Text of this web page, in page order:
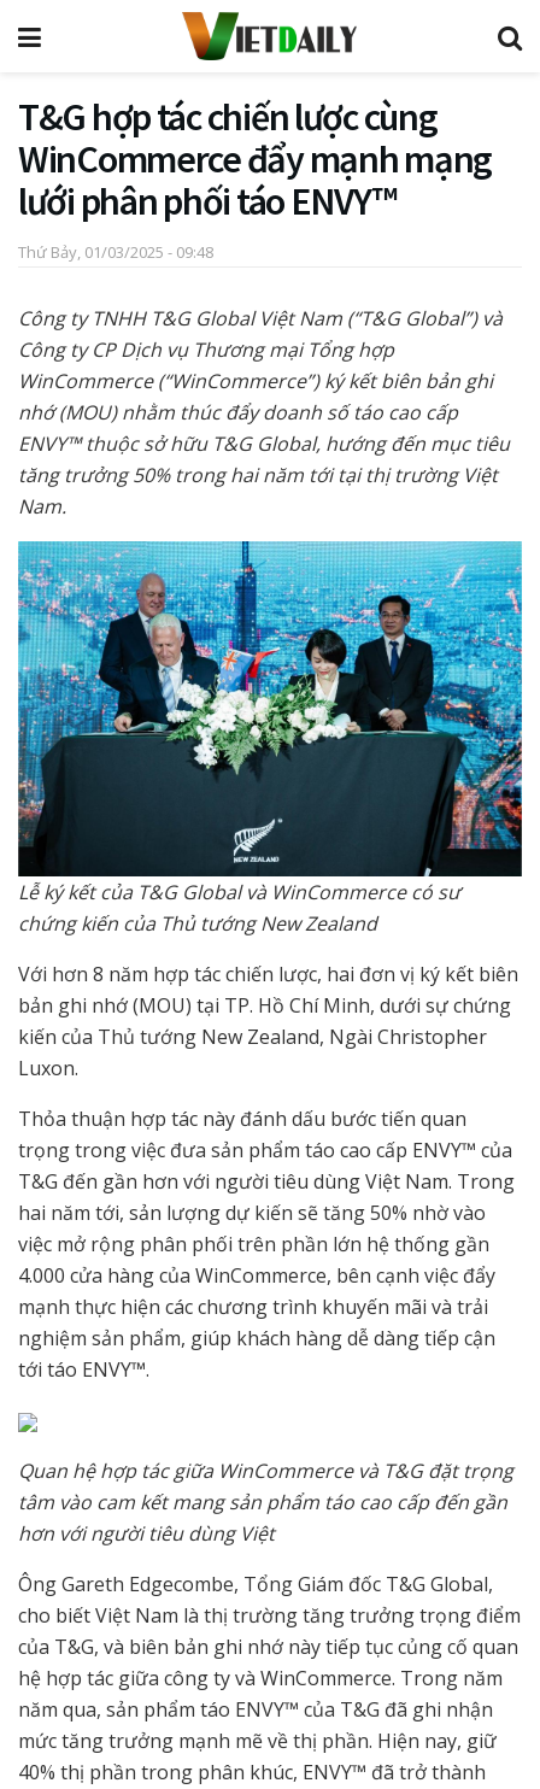
T&G hợp tác chiến lược cùng
WinCommerce đẩy mạnh mạng
lưới phân phối táo ENVY™
Thứ Bảy, 01/03/2025 - 09:48
Công ty TNHH T&G Global Việt Nam (“T&G Global”) và
Công ty CP Dịch vụ Thương mại Tổng hợp
WinCommerce (“WinCommerce”) ký kết biên bản ghi
nhớ (MOU) nhằm thúc đẩy doanh số táo cao cấp
ENVY™ thuộc sở hữu T&G Global, hướng đến mục tiêu
tăng trưởng 50% trong hai năm tới tại thị trường Việt
Nam.
Lễ ký kết của T&G Global và WinCommerce có sư
chứng kiến của Thủ tướng New Zealand
Với hơn 8 năm hợp tác chiến lược, hai đơn vị ký kết biên
bản ghi nhớ (MOU) tại TP. Hồ Chí Minh, dưới sự chứng
kiến của Thủ tướng New Zealand, Ngài Christopher
Luxon.
Thỏa thuận hợp tác này đánh dấu bước tiến quan
trọng trong việc đưa sản phẩm táo cao cấp ENVY™ của
T&G đến gần hơn với người tiêu dùng Việt Nam. Trong
hai năm tới, sản lượng dự kiến sẽ tăng 50% nhờ vào
việc mở rộng phân phối trên phần lớn hệ thống gần
4.000 cửa hàng của WinCommerce, bên cạnh việc đẩy
mạnh thực hiện các chương trình khuyến mãi và trải
nghiệm sản phẩm, giúp khách hàng dễ dàng tiếp cận
tới táo ENVY™.
Quan hệ hợp tác giữa WinCommerce và T&G đặt trọng
tâm vào cam kết mang sản phẩm táo cao cấp đến gần
hơn với người tiêu dùng Việt
Ông Gareth Edgecombe, Tổng Giám đốc T&G Global,
cho biết Việt Nam là thị trường tăng trưởng trọng điểm
của T&G, và biên bản ghi nhớ này tiếp tục củng cố quan
hệ hợp tác giữa công ty và WinCommerce. Trong năm
năm qua, sản phẩm táo ENVY™ của T&G đã ghi nhận
mức tăng trưởng mạnh mẽ về thị phần. Hiện nay, giữ
40% thị phần trong phân khúc, ENVY™ đã trở thành